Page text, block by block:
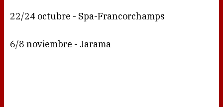
22/24 octubre - Spa-Francorchamps
6/8 noviembre - Jarama